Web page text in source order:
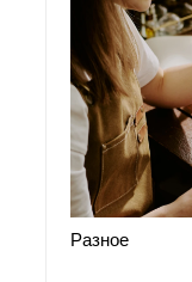
Разное